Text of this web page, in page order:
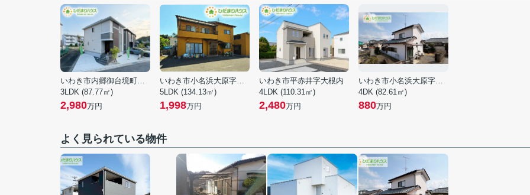
いわき市内郷御台境町新町前
3LDK (87.77㎡)
2,980万円
いわき市小名浜大原字下小滝
5LDK (134.13㎡)
1,998万円
いわき市平赤井字大根内
4LDK (110.31㎡)
2,480万円
いわき市小名浜大原字中野地
4DK (82.61㎡)
880万円
よく見られている物件